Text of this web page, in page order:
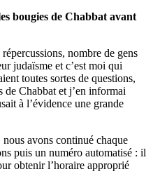
bougies de Chabbat avant
nombre de gens
judaïsme et c’est moi qui
toutes sortes de questions,
de Chabbat et j’en informai
à l’évidence une grande
avons continué chaque
puis un numéro automatisé : il
obtenir l’horaire approprié